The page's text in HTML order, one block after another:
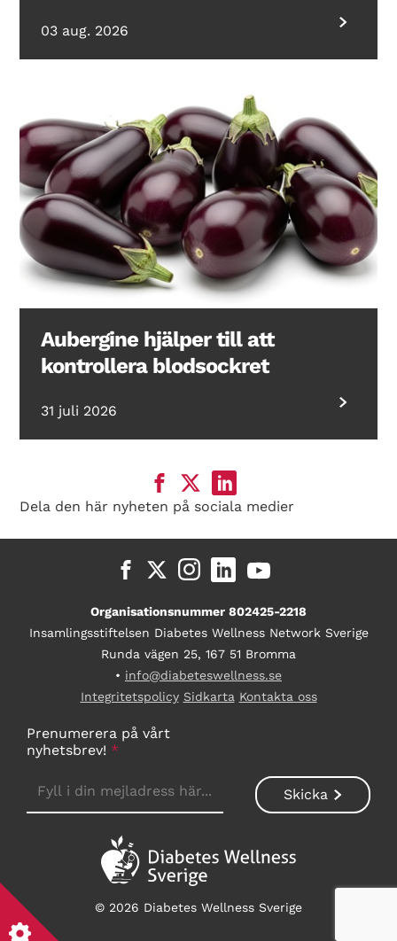
03 aug. 2026
Aubergine hjälper till att
kontrollera blodsockret
31 juli 2026
Dela den här nyheten på sociala medier
Organisationsnummer 802425-2218
Insamlingsstiftelsen Diabetes Wellness Network Sverige
Runda vägen 25, 167 51 Bromma
• info@diabeteswellness.se
Integritetspolicy Sidkarta Kontakta oss
Prenumerera på vårt
nyhetsbrev! *
© 2026 Diabetes Wellness Sverige